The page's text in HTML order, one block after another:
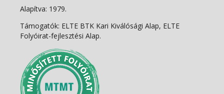
Alapítva: 1979.
Támogatók: ELTE BTK Kari Kiválósági Alap, ELTE
Folyóirat-fejlesztési Alap.